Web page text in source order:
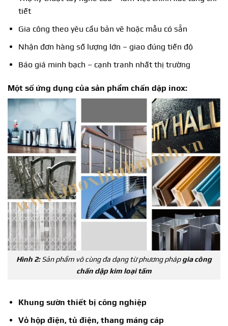
tiết
Gia công theo yêu cầu bản vẽ hoặc mẫu có sẵn
Nhận đơn hàng số lượng lớn – giao đúng tiến độ
Báo giá minh bạch – cạnh tranh nhất thị trường
Một số ứng dụng của sản phẩm chấn dập inox:
Hình 2:Sản phẩm vô cùng đa dạng từ phương phápgia công
chấn dập kim loại tấm
Khung sườn thiết bị công nghiệp
Vỏ hộp điện, tủ điện, thang máng cáp